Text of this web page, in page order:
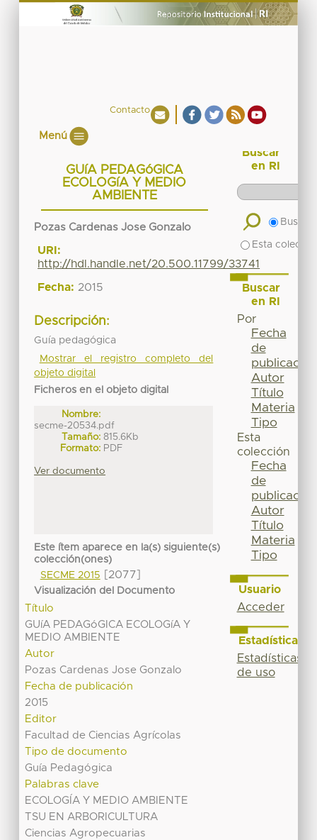
Contacto
Menú
GUíA PEDAGóGICA
ECOLOGíA Y MEDIO
AMBIENTE
Pozas Cardenas Jose Gonzalo
URI:
http://hdl.handle.net/20.500.11799/33741
Fecha: 2015
Descripción:
Guía pedagógica
Mostrar el registro completo del
objeto digital
Ficheros en el objeto digital
Nombre:
secme-20534.pdf
Tamaño: 815.6Kb
Formato: PDF
Ver documento
Este ítem aparece en la(s) siguiente(s)
colección(ones)
SECME 2015
[2077]
Visualización del Documento
Título
GUíA PEDAGóGICA ECOLOGíA Y
MEDIO AMBIENTE
Autor
Pozas Cardenas Jose Gonzalo
Fecha de publicación
2015
Editor
Facultad de Ciencias Agrícolas
Tipo de documento
Guía Pedagógica
Palabras clave
ECOLOGÍA Y MEDIO AMBIENTE
TSU EN ARBORICULTURA
Ciencias Agropecuarias
Buscar
en RI
Buscar
Esta
Buscar
en RI
Por
Fecha
de
publicación
Autor
Título
Materia
Tipo
Esta
colección
Fecha
de
publicación
Autor
Título
Materia
Tipo
Usuario
Acceder
Estadísticas
Estadísticas
de uso